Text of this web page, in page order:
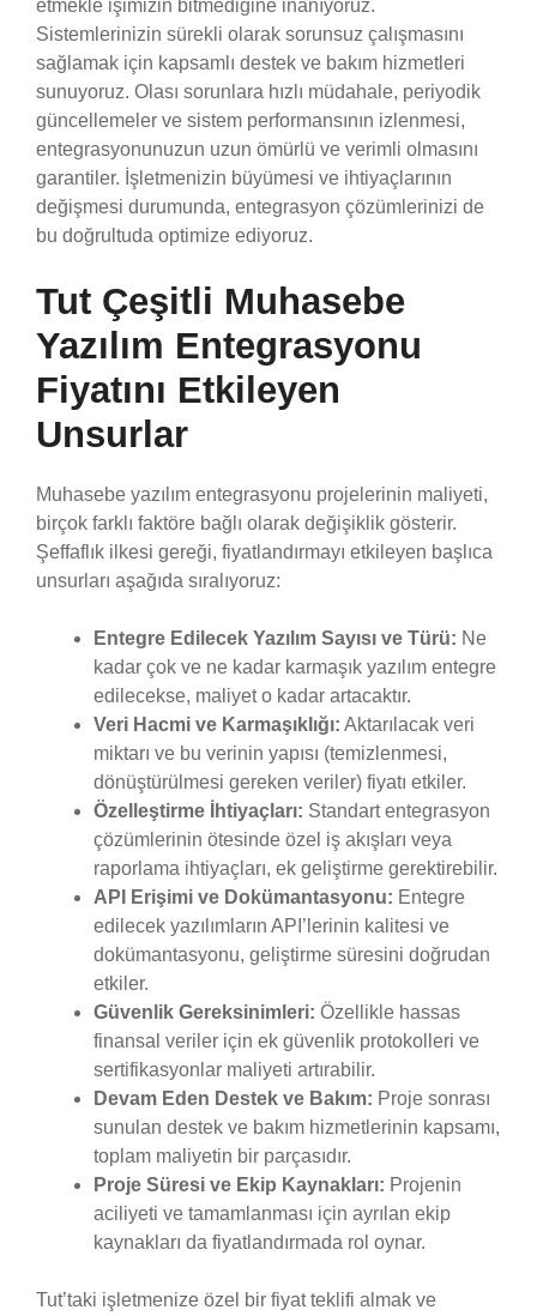
etmekle işimizin bitmediğine inanıyoruz.
Sistemlerinizin sürekli olarak sorunsuz çalışmasını
sağlamak için kapsamlı destek ve bakım hizmetleri
sunuyoruz. Olası sorunlara hızlı müdahale, periyodik
güncellemeler ve sistem performansının izlenmesi,
entegrasyonunuzun uzun ömürlü ve verimli olmasını
garantiler. İşletmenizin büyümesi ve ihtiyaçlarının
değişmesi durumunda, entegrasyon çözümlerinizi de
bu doğrultuda optimize ediyoruz.
Tut Çeşitli Muhasebe
Yazılım Entegrasyonu
Fiyatını Etkileyen
Unsurlar
Muhasebe yazılım entegrasyonu projelerinin maliyeti,
birçok farklı faktöre bağlı olarak değişiklik gösterir.
Şeffaflık ilkesi gereği, fiyatlandırmayı etkileyen başlıca
unsurları aşağıda sıralıyoruz:
Entegre Edilecek Yazılım Sayısı ve Türü: Ne
kadar çok ve ne kadar karmaşık yazılım entegre
edilecekse, maliyet o kadar artacaktır.
Veri Hacmi ve Karmaşıklığı: Aktarılacak veri
miktarı ve bu verinin yapısı (temizlenmesi,
dönüştürülmesi gereken veriler) fiyatı etkiler.
Özelleştirme İhtiyaçları: Standart entegrasyon
çözümlerinin ötesinde özel iş akışları veya
raporlama ihtiyaçları, ek geliştirme gerektirebilir.
API Erişimi ve Dokümantasyonu: Entegre
edilecek yazılımların API’lerinin kalitesi ve
dokümantasyonu, geliştirme süresini doğrudan
etkiler.
Güvenlik Gereksinimleri: Özellikle hassas
finansal veriler için ek güvenlik protokolleri ve
sertifikasyonlar maliyeti artırabilir.
Devam Eden Destek ve Bakım: Proje sonrası
sunulan destek ve bakım hizmetlerinin kapsamı,
toplam maliyetin bir parçasıdır.
Proje Süresi ve Ekip Kaynakları: Projenin
aciliyeti ve tamamlanması için ayrılan ekip
kaynakları da fiyatlandırmada rol oynar.
Tut’taki işletmenize özel bir fiyat teklifi almak ve